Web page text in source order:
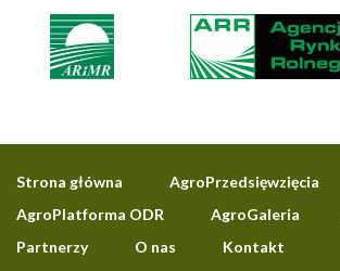
Strona główna
AgroPrzedsięwzięcia
AgroPlatforma ODR
AgroGaleria
Partnerzy
O nas Kontakt